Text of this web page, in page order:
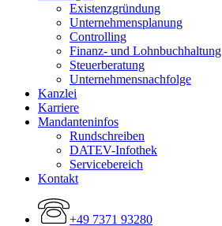
Existenzgründung
Unternehmensplanung
Controlling
Finanz- und Lohnbuchhaltung
Steuerberatung
Unternehmensnachfolge
Kanzlei
Karriere
Mandanteninfos
Rundschreiben
DATEV-Infothek
Servicebereich
Kontakt
+49 7371 93280